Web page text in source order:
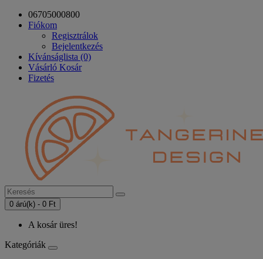
06705000800
Fiókom
Regisztrálok
Bejelentkezés
Kívánságlista (0)
Vásárló Kosár
Fizetés
0 árú(k) - 0 Ft
A kosár üres!
Kategóriák